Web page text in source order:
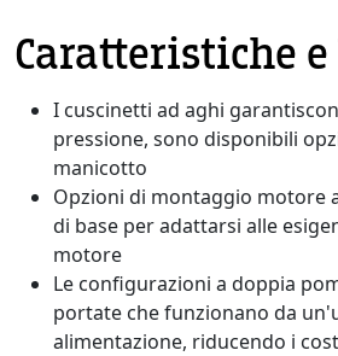
Caratteristiche
I cuscinetti ad aghi
pressione, sono disponibili
manicotto
Opzioni di montaggio motore
di base per adattarsi alle
motore
Le configurazioni a doppia
portate che funzionano da
alimentazione, riducendo i